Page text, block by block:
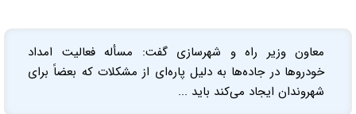
معاون وزیر راه و شهرسازی گفت: مسأله فعالیت امداد
خودروها در جاده‌ها به دلیل پاره‌ای از مشکلات که بعضاً برای
شهروندان ایجاد می‌کند باید ...